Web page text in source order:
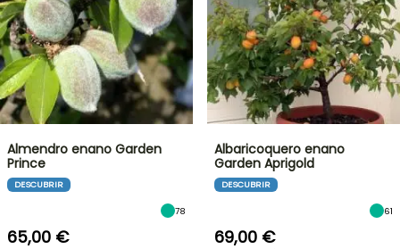
Almendro enano Garden
Prince
DESCUBRIR
78
65,00 €
Albaricoquero enano
Garden Aprigold
DESCUBRIR
61
69,00 €